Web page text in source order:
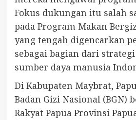
Fokus dukungan itu salah
pada Program Makan
yang tengah digencarkan
sebagai bagian dari
sumber daya manusia
Di Kabupaten Maybrat,
Badan Gizi Nasional (BGN)
Rakyat Papua Provinsi